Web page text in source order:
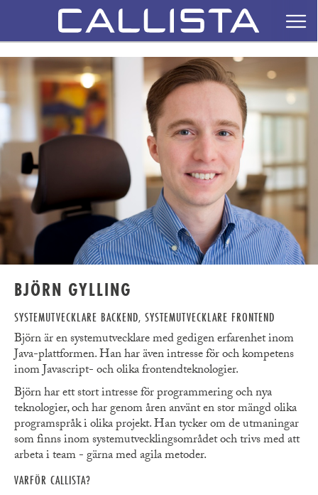
BJÖRN GYLLING
SYSTEMUTVECKLARE BACKEND, SYSTEMUTVECKLARE FRONTEND
Björn är en systemutvecklare med gedigen erfarenhet inom
Java-plattformen. Han har även intresse för och kompetens
inom Javascript- och olika frontendteknologier.
Björn har ett stort intresse för programmering och nya
teknologier, och har genom åren använt en stor mängd olika
programspråk i olika projekt. Han tycker om de utmaningar
som finns inom systemutvecklingsområdet och trivs med att
arbeta i team - gärna med agila metoder.
VARFÖR CALLISTA?